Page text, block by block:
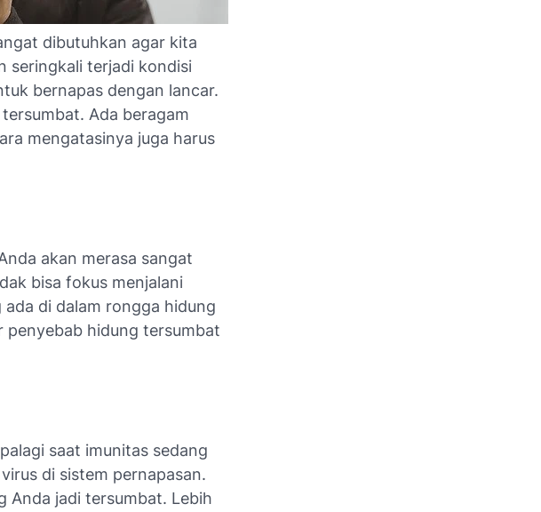
dibutuhkan agar kita
seringkali terjadi kondisi
bernapas dengan lancar.
Ada beragam
mengatasinya juga harus
akan merasa sangat
bisa fokus menjalani
di dalam rongga hidung
penyebab hidung tersumbat
saat imunitas sedang
di sistem pernapasan.
Anda jadi tersumbat. Lebih